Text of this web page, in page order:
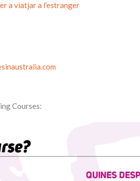
a viatjar a l’estranger
Courses: